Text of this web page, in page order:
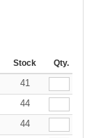
Stock Qty.
41
44
44